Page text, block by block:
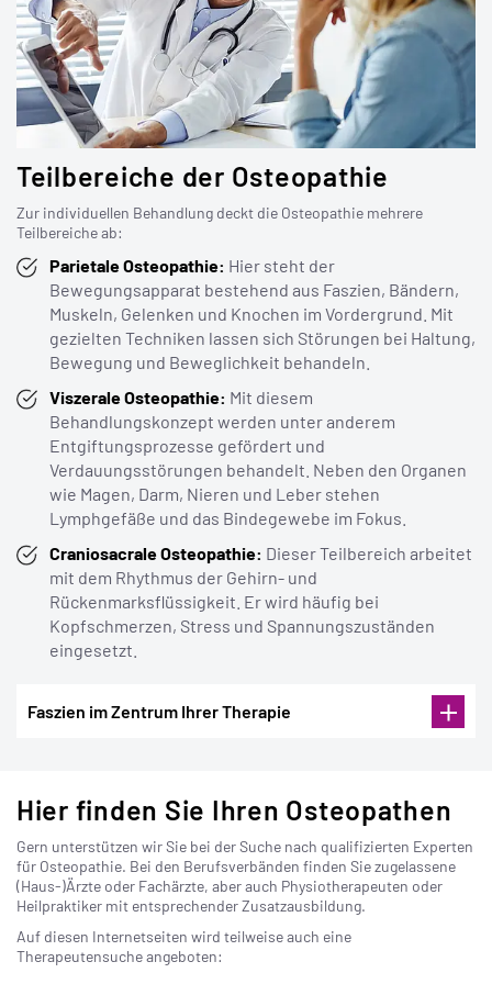
Verspannungen
Tinnitus
Sodbrennen
Gelenkbeschwerden
Schlafstörungen
Funktionelle
Organstörungen
Fehlstellungen
Teilbereiche der Osteopathie
Zur individuellen Behandlung deckt die Osteopathie mehrere
Teilbereiche ab:
Parietale Osteopathie: Hier steht der
Bewegungsapparat bestehend aus Faszien, Bändern,
Muskeln, Gelenken und Knochen im Vordergrund. Mit
gezielten Techniken lassen sich Störungen bei Haltung,
Bewegung und Beweglichkeit behandeln.
Viszerale Osteopathie: Mit diesem
Behandlungskonzept werden unter anderem
Entgiftungsprozesse gefördert und
Verdauungsstörungen behandelt. Neben den Organen
wie Magen, Darm, Nieren und Leber stehen
Lymphgefäße und das Bindegewebe im Fokus.
Craniosacrale Osteopathie: Dieser Teilbereich arbeitet
mit dem Rhythmus der Gehirn- und
Rückenmarksflüssigkeit. Er wird häufig bei
Kopfschmerzen, Stress und Spannungszuständen
eingesetzt.
Faszien im Zentrum Ihrer Therapie
elementare Verbindung zwischen den körperlichen
Das Netzwerk aus tiefem und oberflächlichem
Fasziengewebe hat großen Einfluss auf die gesamte
Körperwahrnehmung.
Verkleben und verhärten Faszienstrukturen, leidet
der gesamte Organismus.
Schmerzhafte und chronische Verspannungen sind
Hier finden Sie Ihren Osteopathen
Gern unterstützen wir Sie bei der Suche nach qualifizierten Experten
für Osteopathie. Bei den Berufsverbänden finden Sie zugelassene
(Haus-)Ärzte oder Fachärzte, aber auch Physiotherapeuten oder
Heilpraktiker mit entsprechender Zusatzausbildung.
Auf diesen Internetseiten wird teilweise auch eine
Therapeutensuche angeboten: